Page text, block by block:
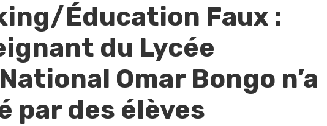
Éducation Faux :
du Lycée
Omar Bongo n’a
par des élèves